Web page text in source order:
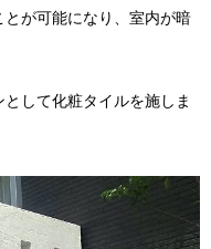
が可能になり、室内が暗
して化粧タイルを施しま